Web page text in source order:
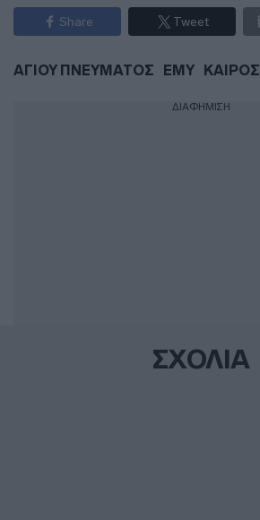
Share Tweet
ΑΓΙΟΥ ΠΝΕΥΜΑΤΟΣ ΕΜΥ ΚΑΙΡΟΣ
ΔΙΑΦΗΜΙΣΗ
ΣΧΟΛΙΑ